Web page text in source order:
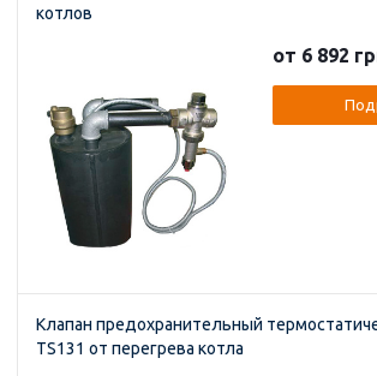
котлов
от 6 892
Клапан предохранительный
TS131 от перегрева котла